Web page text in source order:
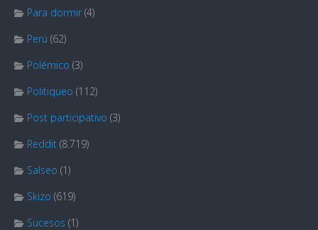
Para dormir (4)
Perú (62)
Polémico (3)
Politiqueo (112)
Post participativo (3)
Reddit (8.719)
Salseo (1)
Skizo (619)
Sucesos (1)